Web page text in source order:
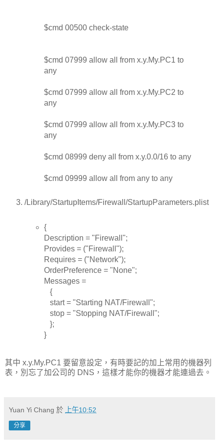
$cmd 00500 check-state
$cmd 07999 allow all from x.y.My.PC1 to
any
$cmd 07999 allow all from x.y.My.PC2 to
any
$cmd 07999 allow all from x.y.My.PC3 to
any
$cmd 08999 deny all from x.y.0.0/16 to any
$cmd 09999 allow all from any to any
/Library/StartupItems/Firewall/StartupParameters.plist
{
Description = "Firewall";
Provides = ("Firewall");
Requires = ("Network");
OrderPreference = "None";
Messages =
{
start = "Starting NAT/Firewall";
stop = "Stopping NAT/Firewall";
};
}
其中 x.y.My.PC1 要留意設定，有時要記的加上常用的機器列
表，別忘了加公司的 DNS，這樣才能你的機器才能連過去。
Yuan Yi Chang 於 上午10:52
分享